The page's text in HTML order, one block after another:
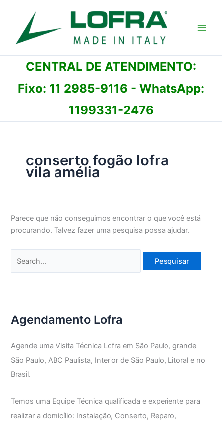
conteúdo
CENTRAL DE ATENDIMENTO:
Fixo: 11 2985-9116 - WhatsApp:
1199331-2476
conserto fogão lofra
vila amélia
Parece que não conseguimos encontrar o que você está
procurando. Talvez fazer uma pesquisa possa ajudar.
por:
Agendamento Lofra
Agende uma Visita Técnica Lofra em São Paulo, grande
São Paulo, ABC Paulista, Interior de São Paulo, Litoral e no
Brasil.
Temos uma Equipe Técnica qualificada e experiente para
realizar a domicílio: Instalação, Conserto, Reparo,